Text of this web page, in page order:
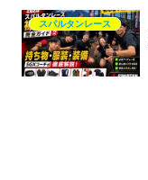
スパルタンレース